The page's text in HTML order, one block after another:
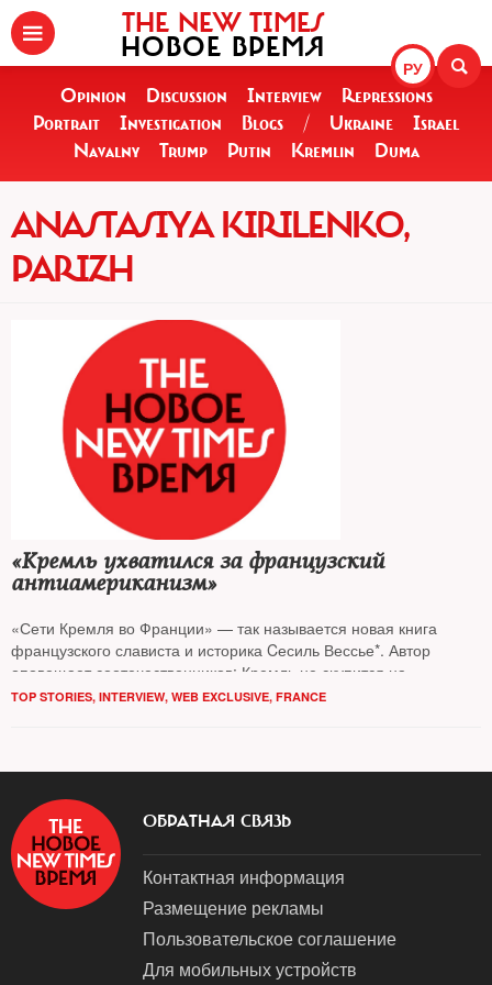
РУ
THE NEW TIMES
НОВОЕ ВРЕМЯ
Opinion Discussion Interview
Repressions
Portrait
Investigation Blogs / Ukraine
Israel
Navalny
Trump Putin Kremlin Duma
ANASTASIYA KIRILENKO,
PARIZH
«Кремль ухватился за французский
антиамериканизм»
«Сети Кремля во Франции» — так называется новая книга
французского слависта и историка Cесиль Вессье*. Автор
оповещает соотечественников: Кремль не скупится на
лоббистские усилия во Франции
TOP STORIES, INTERVIEW, WEB EXCLUSIVE, FRANCE
ОБРАТНАЯ СВЯЗЬ
Контактная информация
Размещение рекламы
Пользовательское соглашение
Для мобильных устройств